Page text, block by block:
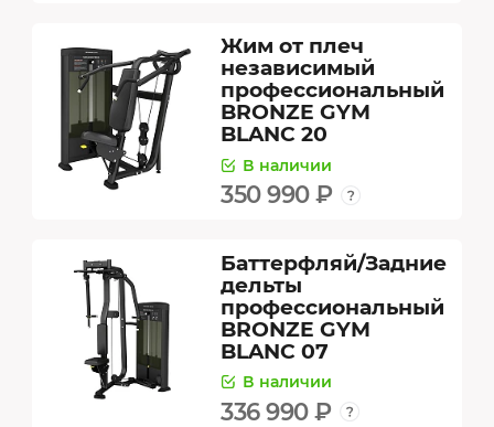
Жим от плеч
независимый
профессиональный
BRONZE GYM
BLANC 20
В наличии
350 990 ₽
Баттерфляй/Задние
дельты
профессиональный
BRONZE GYM
BLANC 07
В наличии
336 990 ₽